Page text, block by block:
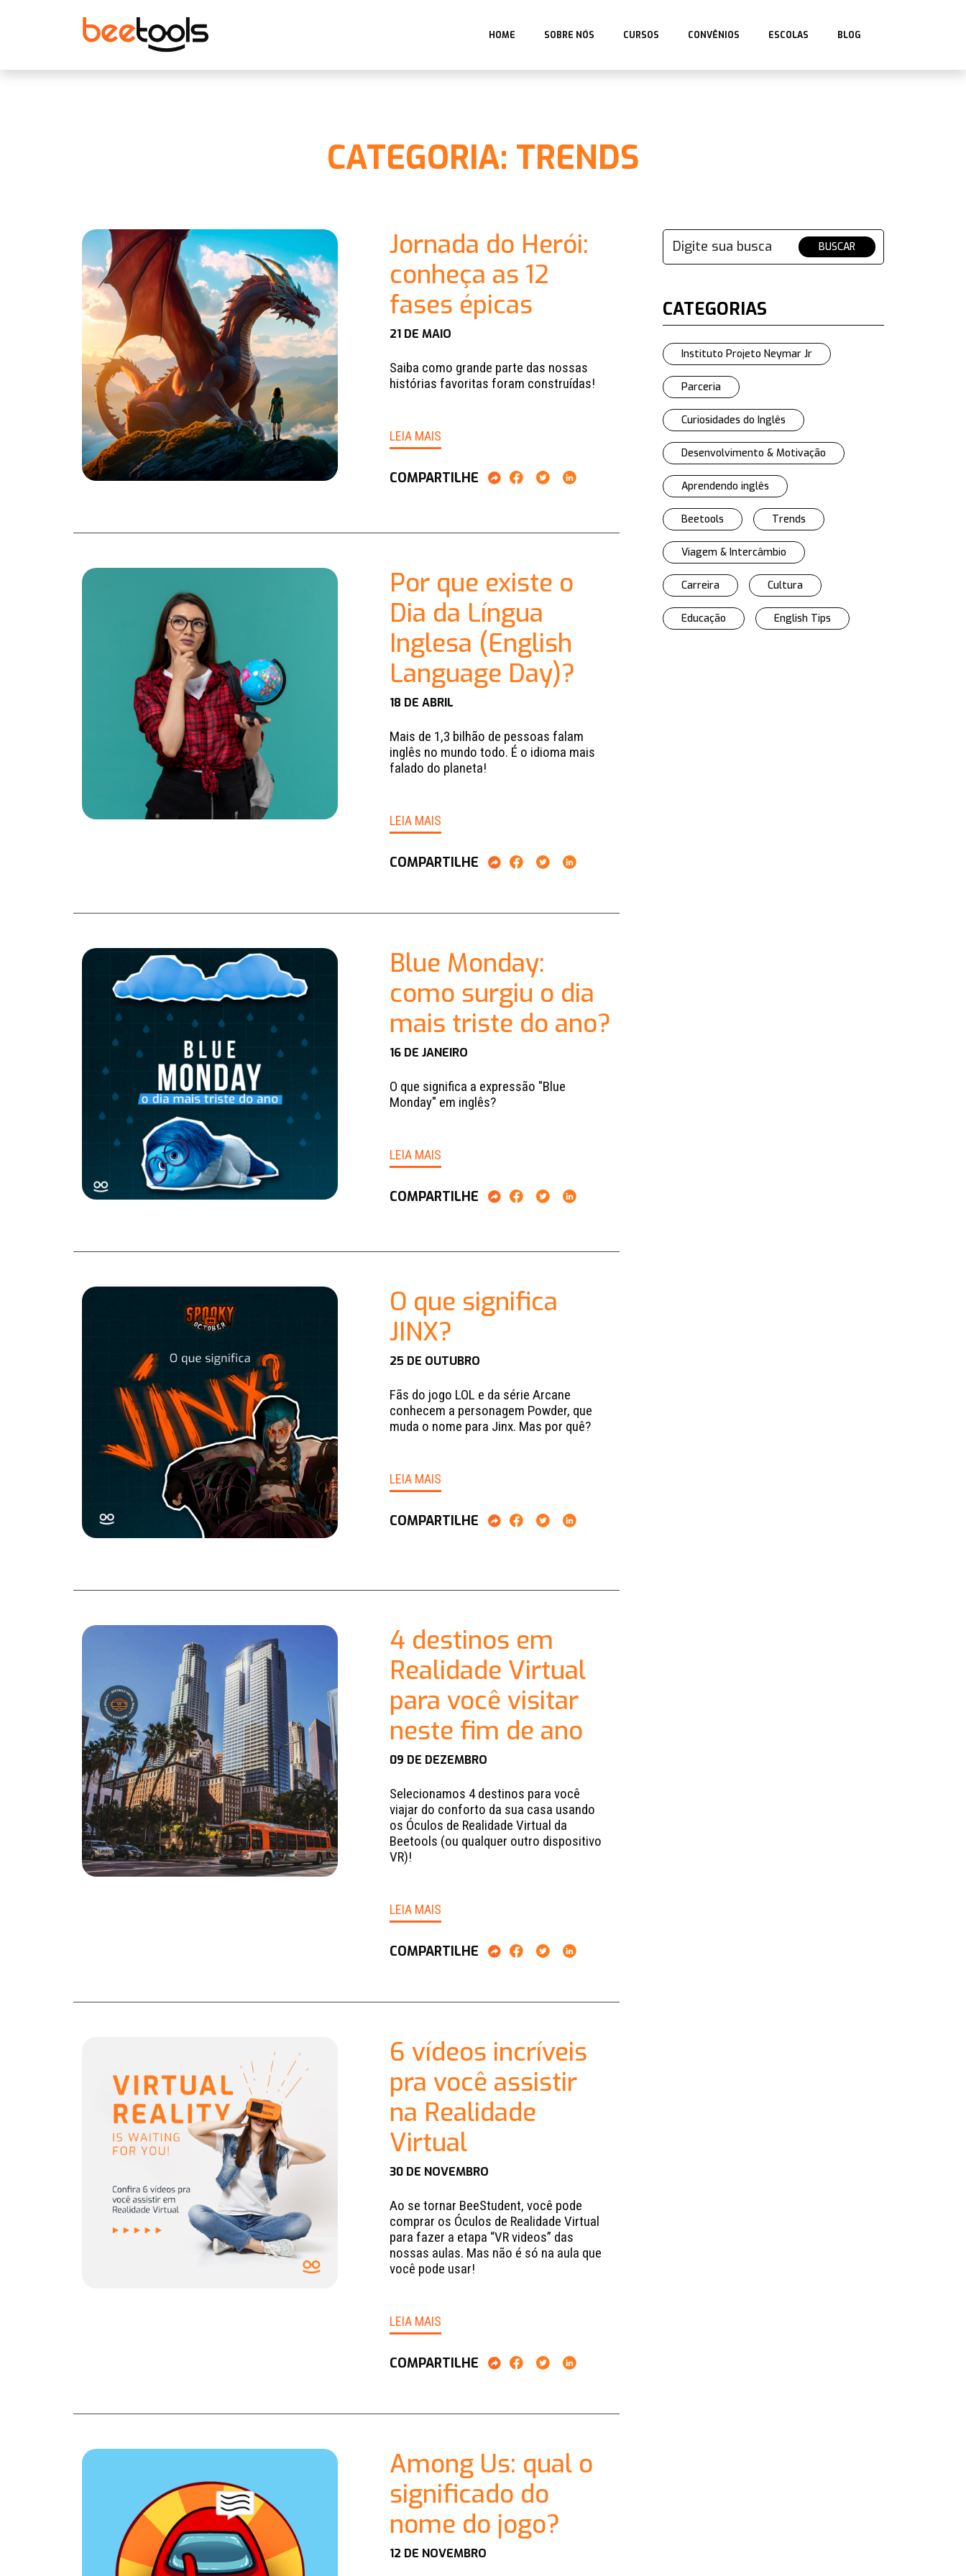
HOME SOBRE NÓS CURSOS CONVÊNIOS ESCOLAS BLOG
CATEGORIA: TRENDS
Jornada do Herói:
conheça as 12
fases épicas
21 DE MAIO
Saiba como grande parte das nossas
histórias favoritas foram construídas!
LEIA MAIS
COMPARTILHE
Por que existe o
Dia da Língua
Inglesa (English
Language Day)?
18 DE ABRIL
Mais de 1,3 bilhão de pessoas falam
inglês no mundo todo. É o idioma mais
falado do planeta!
LEIA MAIS
COMPARTILHE
Blue Monday:
como surgiu o dia
mais triste do ano?
16 DE JANEIRO
O que significa a expressão "Blue
Monday" em inglês?
LEIA MAIS
COMPARTILHE
O que significa
JINX?
25 DE OUTUBRO
Fãs do jogo LOL e da série Arcane
conhecem a personagem Powder, que
muda o nome para Jinx. Mas por quê?
LEIA MAIS
COMPARTILHE
4 destinos em
Realidade Virtual
para você visitar
neste fim de ano
09 DE DEZEMBRO
Selecionamos 4 destinos para você
viajar do conforto da sua casa usando
os Óculos de Realidade Virtual da
Beetools (ou qualquer outro dispositivo
VR)!
LEIA MAIS
COMPARTILHE
6 vídeos incríveis
pra você assistir
na Realidade
Virtual
30 DE NOVEMBRO
Ao se tornar BeeStudent, você pode
comprar os Óculos de Realidade Virtual
para fazer a etapa “VR videos” das
nossas aulas. Mas não é só na aula que
você pode usar!
LEIA MAIS
COMPARTILHE
Among Us: qual o
significado do
nome do jogo?
12 DE NOVEMBRO
BUSCAR
CATEGORIAS
Instituto Projeto Neymar Jr
Parceria
Curiosidades do Inglês
Desenvolvimento & Motivação
Aprendendo inglês
Beetools Trends
Viagem & Intercâmbio
Carreira Cultura
Educação English Tips